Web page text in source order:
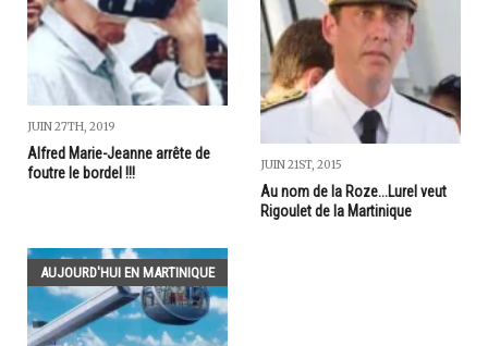
JUIN 27TH, 2019
Alfred Marie-Jeanne arrête de
foutre le bordel !!!
JUIN 21ST, 2015
Au nom de la Roze...Lurel veut
Rigoulet de la Martinique
AUJOURD'HUI EN MARTINIQUE